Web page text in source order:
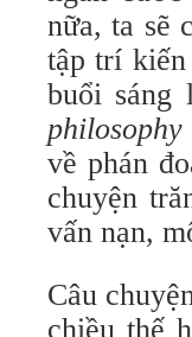
nữa, ta sẽ
tập trí
buổi
philosophy
về phán
chuyện
vấn nạn,
Câu
chiều thế